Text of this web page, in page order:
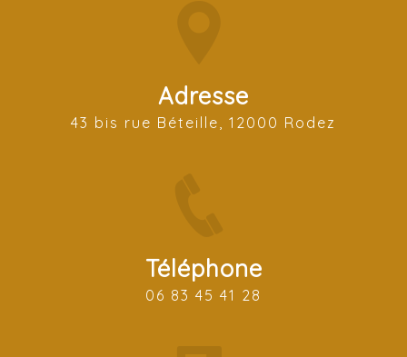
Adresse
43 bis rue Béteille, 12000 Rodez
Téléphone
06 83 45 41 28